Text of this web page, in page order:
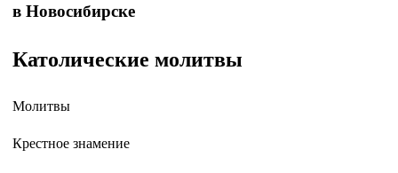
в Новосибирске
Католические молитвы
Молитвы
Крестное знамение